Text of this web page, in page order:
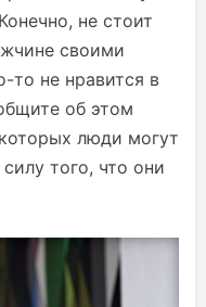
не стоит
своими
то не нравится в
об этом
люди могут
того, что они